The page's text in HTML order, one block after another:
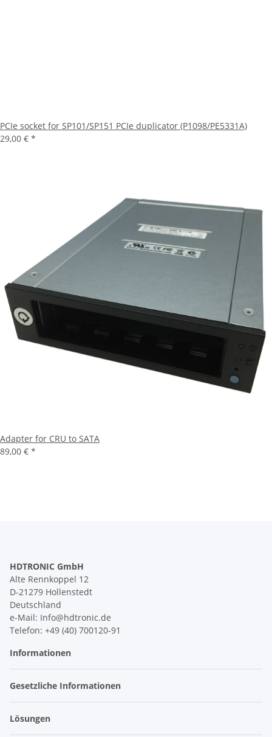
PCIe socket for SP101/SP151 PCIe duplicator (P1098/PE5331A)
29,00 € *
Adapter for CRU to SATA
89,00 € *
HDTRONIC GmbH
Alte Rennkoppel 12
D-21279 Hollenstedt
Deutschland
e-Mail: Info@hdtronic.de
Telefon: +49 (40) 700120-91
Informationen
Gesetzliche Informationen
Lösungen